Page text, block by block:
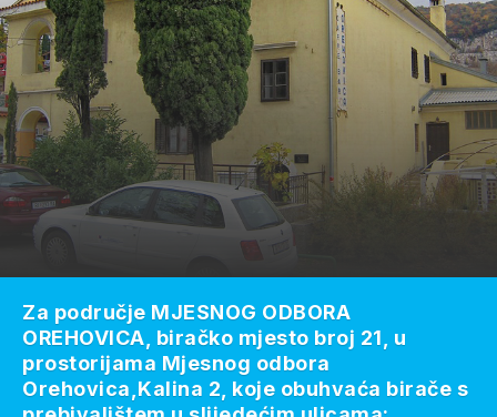
Za područje MJESNOG ODBORA
OREHOVICA, biračko mjesto broj 21, u
prostorijama Mjesnog odbora
Orehovica,Kalina 2, koje obuhvaća birače s